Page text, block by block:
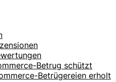
Betrug schützt
Betrügereien erholt